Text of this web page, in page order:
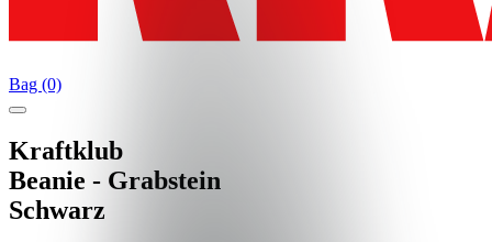
Bag (0)
Kraftklub
Beanie - Grabstein
Schwarz